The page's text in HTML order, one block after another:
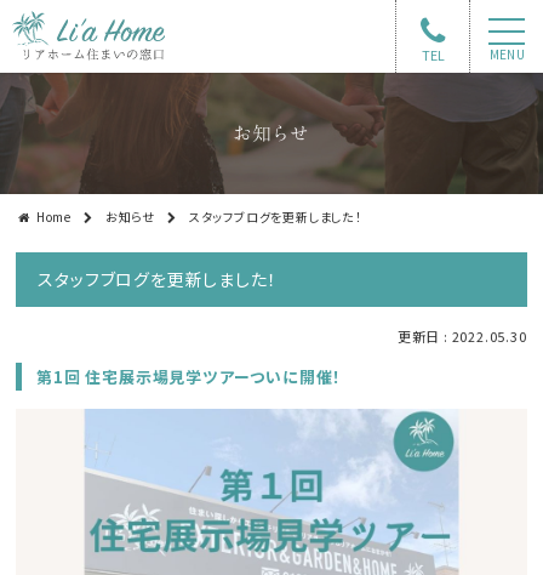
MENU
TEL
お知らせ
Home お知らせ スタッフブログを更新しました！
スタッフブログを更新しました！
更新日 : 2022.05.30
第1回 住宅展示場見学ツアーついに開催！